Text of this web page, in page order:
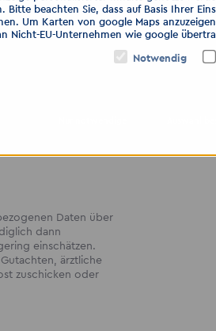
neues
Daten über
dann
einschätzen.
ärztliche
zuschicken oder
Bitte beachten Sie, dass auf Basis Ihrer
Um Karten von google Maps
Nicht-EU-Unternehmen wie google
Notwendig